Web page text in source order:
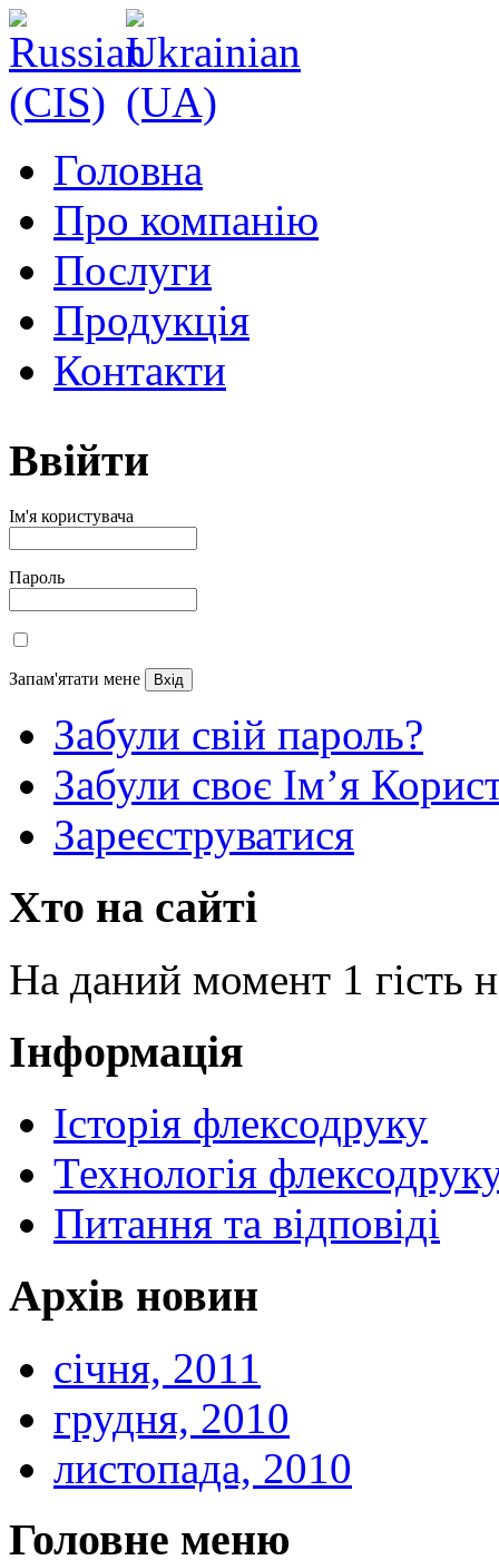
Головна
Про компанію
Послуги
Продукція
Контакти
Ввійти
Ім'я користувача
Пароль
Запам'ятати мене
Забули свій пароль?
Забули своє Ім’я
Зареєструватися
Хто на сайті
На даний момент 1 гість
Інформація
Історія флексодруку
Технологія
Питання та відповіді
Архів новин
січня, 2011
грудня, 2010
листопада, 2010
Головне меню